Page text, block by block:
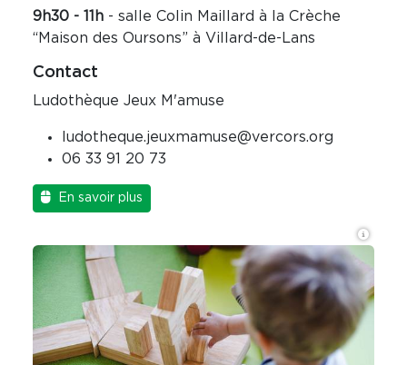
9h30 - 11h - salle Colin Maillard à la Crèche
“Maison des Oursons” à Villard-de-Lans
Contact
Ludothèque Jeux M'amuse
ludotheque.jeuxmamuse@vercors.org
06 33 91 20 73
En savoir plus